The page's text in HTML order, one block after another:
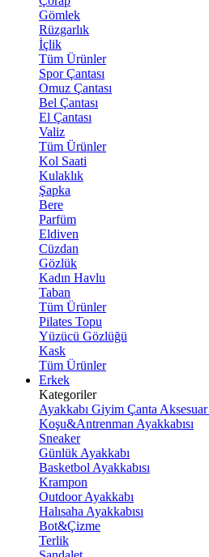
Gömlek
Rüzgarlık
İçlik
Tüm Ürünler
Spor Çantası
Omuz Çantası
Bel Çantası
El Çantası
Valiz
Tüm Ürünler
Kol Saati
Kulaklık
Şapka
Bere
Parfüm
Eldiven
Cüzdan
Gözlük
Kadın Havlu
Taban
Tüm Ürünler
Pilates Topu
Yüzücü Gözlüğü
Kask
Tüm Ürünler
Erkek
Kategoriler
Ayakkabı Giyim Çanta Aksesuar
Koşu&Antrenman Ayakkabısı
Sneaker
Günlük Ayakkabı
Basketbol Ayakkabısı
Krampon
Outdoor Ayakkabı
Halısaha Ayakkabısı
Bot&Çizme
Terlik